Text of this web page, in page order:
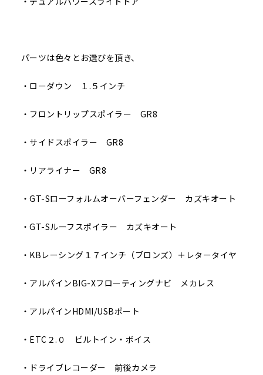
パーツは色々とお選びを頂き、
・ローダウン １.５インチ
・フロントリップスポイラー GR8
・サイドスポイラー GR8
・リアライナー GR8
・GT-Sローフォルムオーバーフェンダー カズキオート
・GT-Sルーフスポイラー カズキオート
・KBレーシング１７インチ（ブロンズ）＋レタータイヤ
・アルパインBIG-Xフローティングナビ メカレス
・アルパインHDMI/USBポート
・ETC２.０ ビルトイン・ボイス
・ドライブレコーダー 前後カメラ